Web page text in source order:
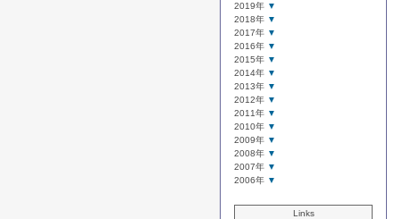
2019年 ▼
2018年 ▼
2017年 ▼
2016年 ▼
2015年 ▼
2014年 ▼
2013年 ▼
2012年 ▼
2011年 ▼
2010年 ▼
2009年 ▼
2008年 ▼
2007年 ▼
2006年 ▼
Links